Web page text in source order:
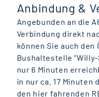
Anbindung &
Angebunden an die
Verbindung direkt
können Sie auch den
Bushaltestelle
nur 6 Minuten
in nur ca. 17 Minuten
den hier fahrenden